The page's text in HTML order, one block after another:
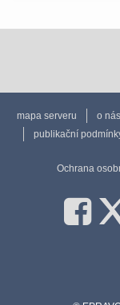
mapa serveru o nás
publikační
Ochrana